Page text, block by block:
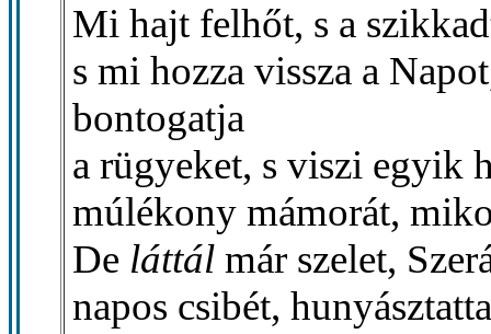
Mi hajt felhőt, s a
s mi hozza vissza a
bontogatja
a rügyeket, s viszi egyik
múlékony mámorát,
De láttálmár szelet,
napos csibét,